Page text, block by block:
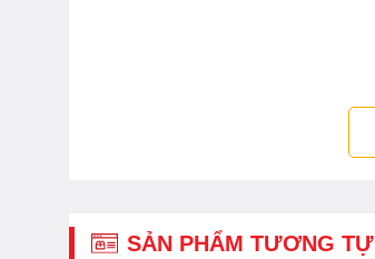
SẢN PHẨM TƯƠNG TỰ